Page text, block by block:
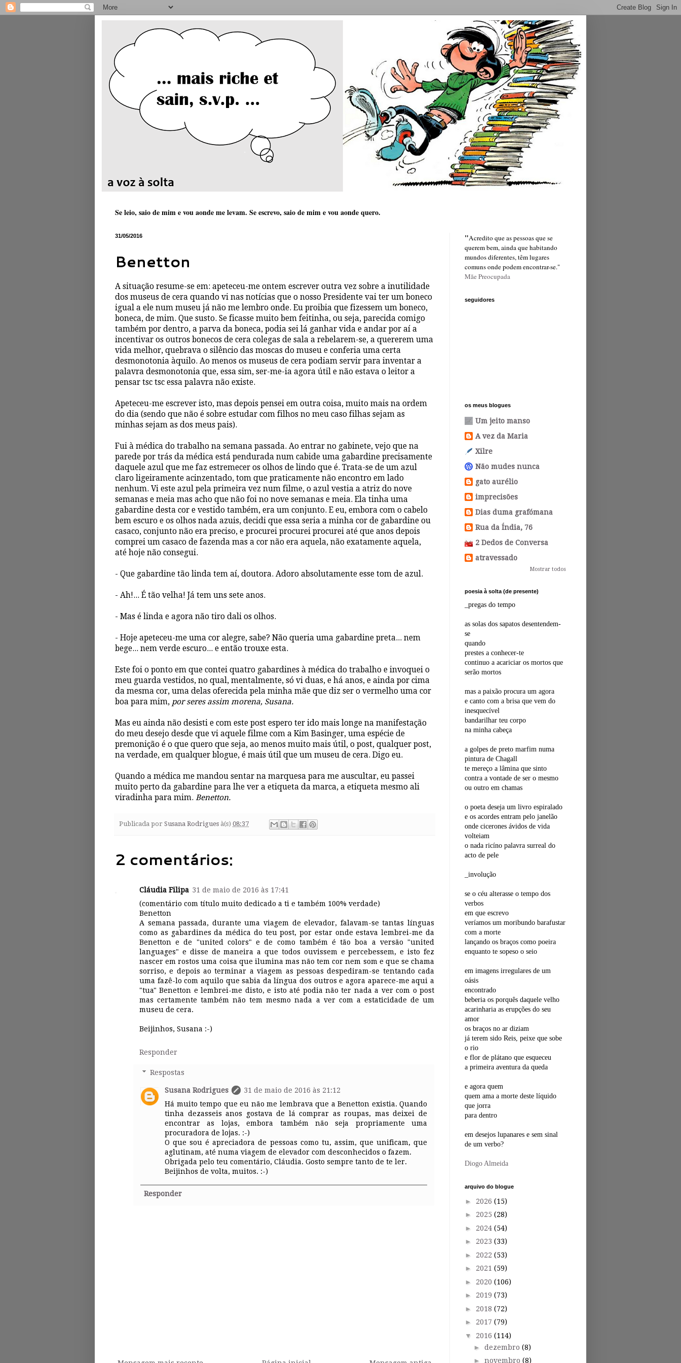
Se leio, saio de mim e vou aonde me levam. Se escrevo, saio de mim e vou aonde quero.
31/05/2016
Benetton
A situação resume-se em: apeteceu-me ontem escrever outra vez sobre a inutilidade
dos museus de cera quando vi nas notícias que o nosso Presidente vai ter um boneco
igual a ele num museu já não me lembro onde. Eu proibia que fizessem um boneco,
boneca, de mim. Que susto. Se ficasse muito bem feitinha, ou seja, parecida comigo
também por dentro, a parva da boneca, podia sei lá ganhar vida e andar por aí a
incentivar os outros bonecos de cera colegas de sala a rebelarem-se, a quererem uma
vida melhor, quebrava o silêncio das moscas do museu e conferia uma certa
desmonotonia àquilo. Ao menos os museus de cera podiam servir para inventar a
palavra desmonotonia que, essa sim, ser-me-ia agora útil e não estava o leitor a
pensar tsc tsc essa palavra não existe.
Apeteceu-me escrever isto, mas depois pensei em outra coisa, muito mais na ordem
do dia (sendo que não é sobre estudar com filhos no meu caso filhas sejam as
minhas sejam as dos meus pais).
Fui à médica do trabalho na semana passada. Ao entrar no gabinete, vejo que na
parede por trás da médica está pendurada num cabide uma gabardine precisamente
daquele azul que me faz estremecer os olhos de lindo que é. Trata-se de um azul
claro ligeiramente acinzentado, tom que praticamente não encontro em lado
nenhum. Vi este azul pela primeira vez num filme, o azul vestia a atriz do nove
semanas e meia mas acho que não foi no nove semanas e meia. Ela tinha uma
gabardine desta cor e vestido também, era um conjunto. E eu, embora com o cabelo
bem escuro e os olhos nada azuis, decidi que essa seria a minha cor de gabardine ou
casaco, conjunto não era preciso, e procurei procurei procurei até que anos depois
comprei um casaco de fazenda mas a cor não era aquela, não exatamente aquela,
até hoje não consegui.
- Que gabardine tão linda tem aí, doutora. Adoro absolutamente esse tom de azul.
- Ah!... É tão velha! Já tem uns sete anos.
- Mas é linda e agora não tiro dali os olhos.
- Hoje apeteceu-me uma cor alegre, sabe? Não queria uma gabardine preta... nem
bege... nem verde escuro... e então trouxe esta.
Este foi o ponto em que contei quatro gabardines à médica do trabalho e invoquei o
meu guarda vestidos, no qual, mentalmente, só vi duas, e há anos, e ainda por cima
da mesma cor, uma delas oferecida pela minha mãe que diz ser o vermelho uma cor
boa para mim, por seres assim morena, Susana.
Mas eu ainda não desisti e com este post espero ter ido mais longe na manifestação
do meu desejo desde que vi aquele filme com a Kim Basinger, uma espécie de
premonição é o que quero que seja, ao menos muito mais útil, o post, qualquer post,
na verdade, em qualquer blogue, é mais útil que um museu de cera. Digo eu.
Quando a médica me mandou sentar na marquesa para me auscultar, eu passei
muito perto da gabardine para lhe ver a etiqueta da marca, a etiqueta mesmo ali
viradinha para mim. Benetton.
Publicada por Susana Rodrigues à(s) 08:37
2 comentários:
Cláudia Filipa 31 de maio de 2016 às 17:41
(comentário com título muito dedicado a ti e também 100% verdade)
Benetton
A semana passada, durante uma viagem de elevador, falavam-se tantas línguas
como as gabardines da médica do teu post, por estar onde estava lembrei-me da
Benetton e de "united colors" e de como também é tão boa a versão "united
languages" e disse de maneira a que todos ouvissem e percebessem, e isto fez
nascer em rostos uma coisa que ilumina mas não tem cor nem som e que se chama
sorriso, e depois ao terminar a viagem as pessoas despediram-se tentando cada
uma fazê-lo com aquilo que sabia da língua dos outros e agora aparece-me aqui a
"tua" Benetton e lembrei-me disto, e isto até podia não ter nada a ver com o post
mas certamente também não tem mesmo nada a ver com a estaticidade de um
museu de cera.
Beijinhos, Susana :-)
Responder
Respostas
Susana Rodrigues
31 de maio de 2016 às 21:12
Há muito tempo que eu não me lembrava que a Benetton existia. Quando
tinha dezasseis anos gostava de lá comprar as roupas, mas deixei de
encontrar as lojas, embora também não seja propriamente uma
procuradora de lojas. :-)
O que sou é apreciadora de pessoas como tu, assim, que unificam, que
aglutinam, até numa viagem de elevador com desconhecidos o fazem.
Obrigada pelo teu comentário, Cláudia. Gosto sempre tanto de te ler.
Beijinhos de volta, muitos. :-)
Responder
"Acredito que as pessoas que se
querem bem, ainda que habitando
mundos diferentes, têm lugares
comuns onde podem encontrar-se."
Mãe Preocupada
seguidores
os meus blogues
Um jeito manso
A vez da Maria
Xilre
Não mudes nunca
gato aurélio
imprecisões
Dias duma grafómana
Rua da Índia, 76
2 Dedos de Conversa
atravessado
Mostrar todos
poesia à solta (de presente)
_pregas do tempo
as solas dos sapatos desentendem-
se
quando
prestes a conhecer-te
continuo a acariciar os mortos que
serão mortos
mas a paixão procura um agora
e canto com a brisa que vem do
inesquecível
bandarilhar teu corpo
na minha cabeça
a golpes de preto marfim numa
pintura de Chagall
te mereço a lâmina que sinto
contra a vontade de ser o mesmo
ou outro em chamas
o poeta deseja um livro espiralado
e os acordes entram pelo janelão
onde cicerones ávidos de vida
volteiam
o nada ricíno palavra surreal do
acto de pele
_involução
se o céu alterasse o tempo dos
verbos
em que escrevo
veríamos um moribundo barafustar
com a morte
lançando os braços como poeira
enquanto te sopeso o seio
em imagens irregulares de um
oásis
encontrado
beberia os porquês daquele velho
acarinharia as erupções do seu
amor
os braços no ar diziam
já terem sido Reis, peixe que sobe
o rio
e flor de plátano que esqueceu
a primeira aventura da queda
e agora quem
quem ama a morte deste líquido
que jorra
para dentro
em desejos lupanares e sem sinal
de um verbo?
Diogo Almeida
arquivo do blogue
► 2026 (15)
► 2025 (28)
► 2024 (54)
► 2023 (33)
► 2022 (53)
► 2021 (59)
► 2020 (106)
► 2019 (73)
► 2018 (72)
► 2017 (79)
▼ 2016 (114)
► dezembro (8)
► novembro (8)